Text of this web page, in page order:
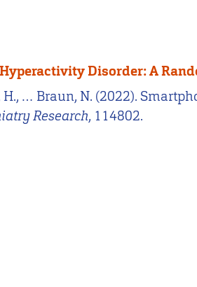
Disorder: A
H., … Braun, N. (2022).
Research, 114802.